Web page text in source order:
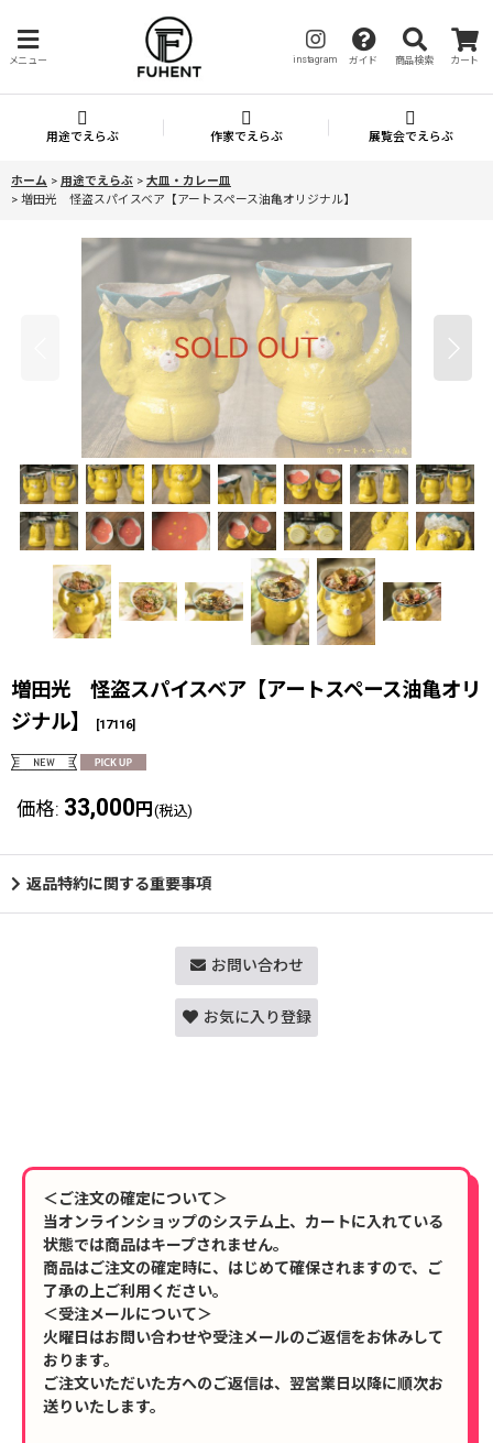
メニュー instagram ガイド 商品検索 カート
用途でえらぶ 作家でえらぶ 展覧会でえらぶ
ホーム > 用途でえらぶ > 大皿・カレー皿
> 増田光 怪盗スパイスベア【アートスペース油亀オリジナル】
増田光 怪盗スパイスベア【アートスペース油亀オリ
ジナル】
17116]
価格: 33,000 円 (税込)
返品特約に関する重要事項
お問い合わせ
お気に入り登録
＜ご注文の確定について＞
当オンラインショップのシステム上、カートに入れている
状態では商品はキープされません。
商品はご注文の確定時に、はじめて確保されますので、ご
了承の上ご利用ください。
＜受注メールについて＞
火曜日はお問い合わせや受注メールのご返信をお休みして
おります。
ご注文いただいた方へのご返信は、翌営業日以降に順次お
送りいたします。